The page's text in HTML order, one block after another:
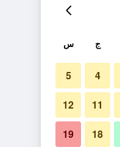
ج س
4
5
11
12
18
19